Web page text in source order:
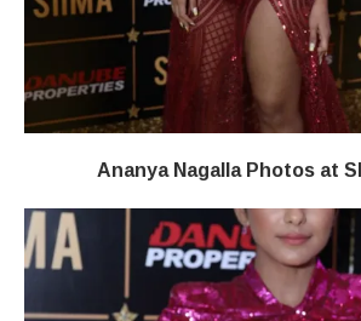
Ananya Nagalla Photos at